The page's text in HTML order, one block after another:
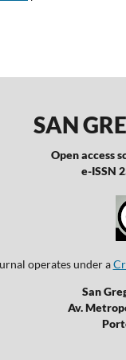
SAN
Open access
e-ISSN
operates under a
San
Av.